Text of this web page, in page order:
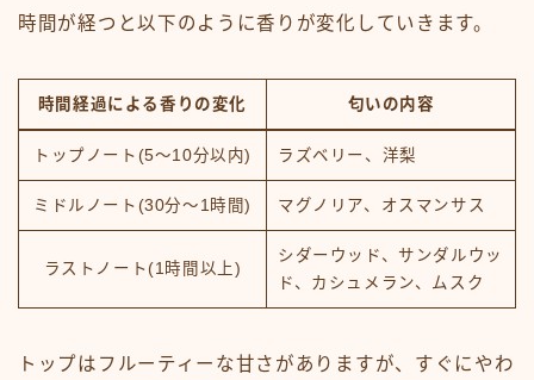
時間が経つと以下のように香りが変化していきます。
時間経過による香りの変化 匂いの内容
トップノート(5～10分以内) ラズベリー、洋梨
ミドルノート(30分～1時間) マグノリア、オスマンサス
ラストノート(1時間以上)
シダーウッド、サンダルウッ
ド、カシュメラン、ムスク
トップはフルーティーな甘さがありますが、すぐにやわ